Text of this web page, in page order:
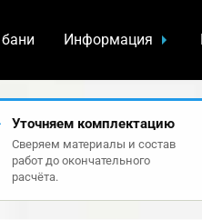
Информация
Уточняем комплектацию
Сверяем материалы и состав
работ до окончательного
расчёта.